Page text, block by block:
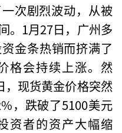
次剧烈波动，从被
。1月27日，广州多
金条热销而挤满了
格会持续上涨。然
，现货黄金价格突然
，跌破了5100美元
资者的资产大幅缩